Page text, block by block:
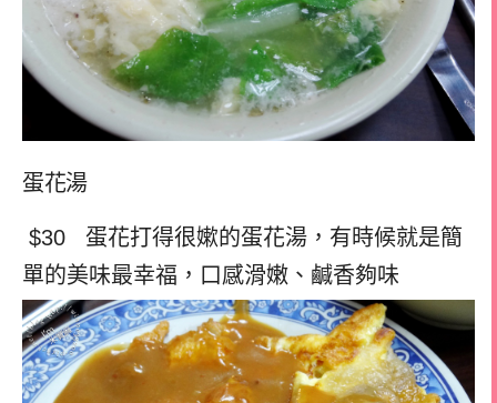
蛋花湯
$30 蛋花打得很嫰的蛋花湯，有時候就是簡
單的美味最幸福，口感滑嫩、鹹香夠味